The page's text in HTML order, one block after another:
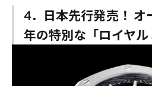
4．日本先行発売！ オ
年の特別な「ロイヤ